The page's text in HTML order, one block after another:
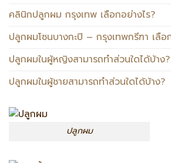
คลินิกปลูกผม กรุงเทพ เลือกอย่างไร?
ปลูกผมโซนบางกะปิ – กรุงเทพกรีฑา เลือ
ปลูกผมในผู้หญิงสามารถทำส่วนใดได้บ้าง?
ปลูกผมในผู้ชายสามารถทำส่วนใดได้บ้าง?
ปลูกผม